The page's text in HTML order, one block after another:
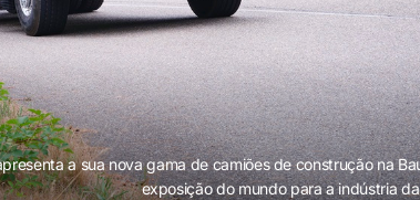
a sua nova gama de camiões de construção na
exposição do mundo para a indústria